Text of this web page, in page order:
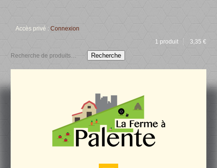
Accès privé :Connexion
1 produit
3,35 €
Recherche